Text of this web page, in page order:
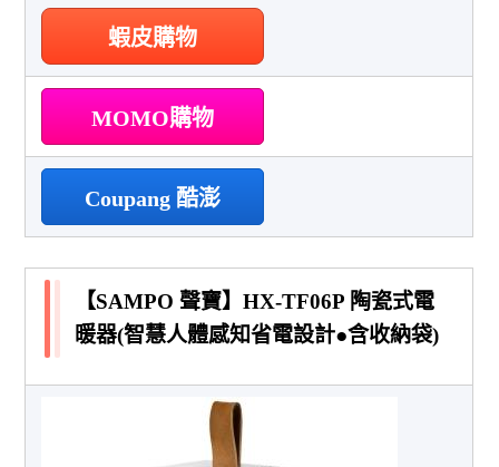
蝦皮購物
MOMO購物
Coupang 酷澎
【SAMPO 聲寶】HX-TF06P 陶瓷式電
暖器(智慧人體感知省電設計●含收納袋)